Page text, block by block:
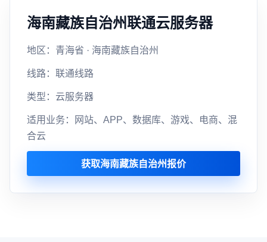
海南藏族自治州联通云服务器
地区：青海省 · 海南藏族自治州
线路：联通线路
类型：云服务器
适用业务：网站、APP、数据库、游戏、电商、混
合云
获取海南藏族自治州报价